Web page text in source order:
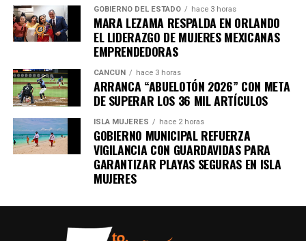
Únete al canal oficial de WhatsApp de
Quinto Podery recibe las noticias más
importantes de Quintana Roo directamente
Unirme al canal de WhatsApp
GOBIERNO DEL ESTADO hace 3 horas
MARA LEZAMA RESPALDA EN ORLANDO
EL LIDERAZGO DE MUJERES MEXICANAS
EMPRENDEDORAS
CANCÚN hace 3 horas
ARRANCA “ABUELOTÓN 2026” CON META
DE SUPERAR LOS 36 MIL ARTÍCULOS
ISLA MUJERES hace 2 horas
GOBIERNO MUNICIPAL REFUERZA
VIGILANCIA CON GUARDAVIDAS PARA
GARANTIZAR PLAYAS SEGURAS EN ISLA
MUJERES